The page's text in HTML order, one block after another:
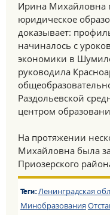
Ирина Михайловна
юридическое
доказывает:
начиналось с
экономики в
руководила
Раздольевской
центром
На протяжении
Михайловна была
Приозерского
Теги:Ленинградская
Минобразования